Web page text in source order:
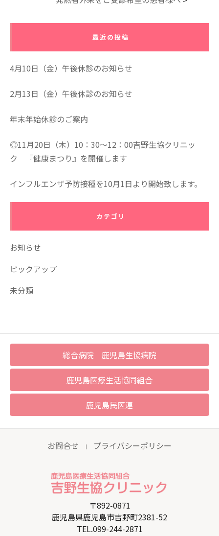
最近の投稿
4月10日（金）午後休診のお知らせ
2月13日（金）午後休診のお知らせ
年末年始休診のご案内
◎11月20日（木）10：30～12：00吉野生協クリニッ
ク 『健康まつり』を開催します
インフルエンザ予防接種を10月1日より開始致します。
カテゴリ
お知らせ
ピックアップ
未分類
総合病院 鹿児島生協病院
鹿児島医療生活協同組合
鹿児島民医連
お問合せ ｜ プライバシーポリシー
〒892-0871
鹿児島県鹿児島市吉野町2381-52
TEL.099-244-2871